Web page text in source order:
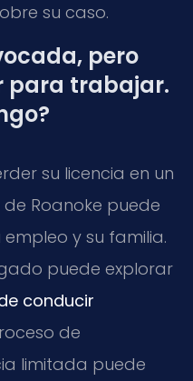
su caso.
pero
para trabajar.
su licencia en un
Roanoke puede
y su familia.
puede explorar
conducir
de
limitada puede